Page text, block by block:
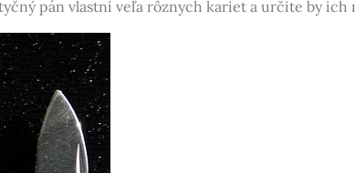
pán vlastní veľa rôznych kariet a určite by ich